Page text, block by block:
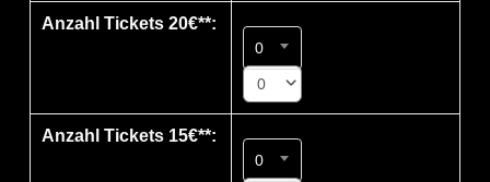
Anzahl Tickets 20€**:
0
0
Anzahl Tickets 15€**:
0